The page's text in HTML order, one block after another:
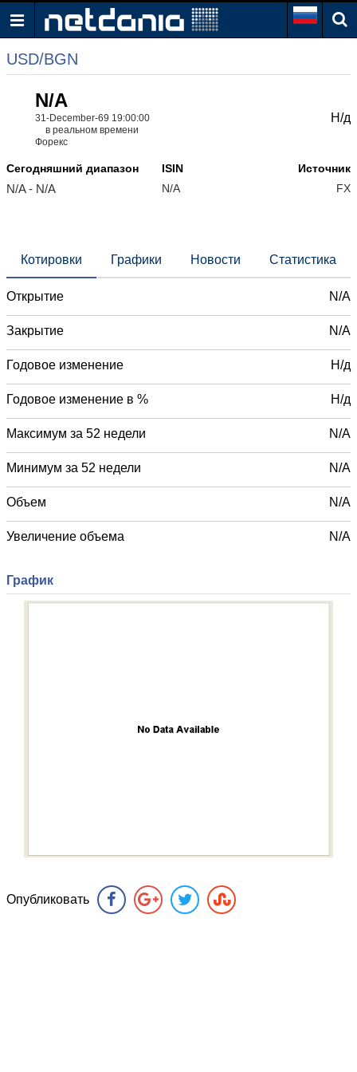
USD/BGN
N/A
31-December-69 19:00:00
в реальном времени
Форекс
Н/д
Сегодняшний диапазон
N/A - N/A
ISIN
N/A
Источник
FX
Котировки Графики Новости Статистика
Открытие N/A
Закрытие N/A
Годовое изменение Н/д
Годовое изменение в % Н/д
Максимум за 52 недели N/A
Минимум за 52 недели N/A
Объем N/A
Увеличение объема N/A
График
Опубликовать